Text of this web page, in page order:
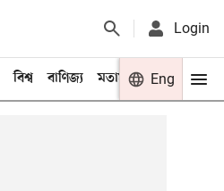
Login
বিশ্ব বাণিজ্য মতামত খেলা
Eng